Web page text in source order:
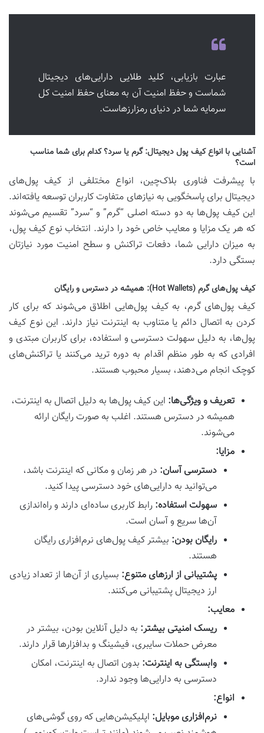
عبارت بازیابی، کلید طلایی دارایی‌های دیجیتال
شماست و حفظ امنیت آن به معنای حفظ امنیت کل
سرمایه شما در دنیای رمزارزهاست.
آشنایی با انواع کیف پول دیجیتال: گرم یا سرد؟ کدام برای شما مناسب
است؟
با پیشرفت فناوری بلاک‌چین، انواع مختلفی از کیف پول‌های
دیجیتال برای پاسخگویی به نیازهای متفاوت کاربران توسعه یافته‌اند.
این کیف پول‌ها به دو دسته اصلی “گرم” و “سرد” تقسیم می‌شوند
که هر یک مزایا و معایب خاص خود را دارند. انتخاب نوع کیف پول،
به میزان دارایی شما، دفعات تراکنش و سطح امنیت مورد نیازتان
بستگی دارد.
کیف پول‌های گرم (Hot Wallets): همیشه در دسترس و رایگان
کیف پول‌های گرم، به کیف پول‌هایی اطلاق می‌شوند که برای کار
کردن به اتصال دائم یا متناوب به اینترنت نیاز دارند. این نوع کیف
پول‌ها، به دلیل سهولت دسترسی و استفاده، برای کاربران مبتدی و
افرادی که به طور منظم اقدام به دوره ترید می‌کنند یا تراکنش‌های
کوچک انجام می‌دهند، بسیار محبوب هستند.
تعریف و ویژگی‌ها: این کیف پول‌ها به دلیل اتصال به اینترنت،
همیشه در دسترس هستند. اغلب به صورت رایگان ارائه
می‌شوند.
مزایا:
دسترسی آسان: در هر زمان و مکانی که اینترنت باشد،
می‌توانید به دارایی‌های خود دسترسی پیدا کنید.
سهولت استفاده: رابط کاربری ساده‌ای دارند و راه‌اندازی
آن‌ها سریع و آسان است.
رایگان بودن: بیشتر کیف پول‌های نرم‌افزاری رایگان
هستند.
پشتیبانی از ارزهای متنوع: بسیاری از آن‌ها از تعداد زیادی
ارز دیجیتال پشتیبانی می‌کنند.
معایب:
ریسک امنیتی بیشتر: به دلیل آنلاین بودن، بیشتر در
معرض حملات سایبری، فیشینگ و بدافزارها قرار دارند.
وابستگی به اینترنت: بدون اتصال به اینترنت، امکان
دسترسی به دارایی‌ها وجود ندارد.
انواع:
نرم‌افزاری موبایل: اپلیکیشن‌هایی که روی گوشی‌های